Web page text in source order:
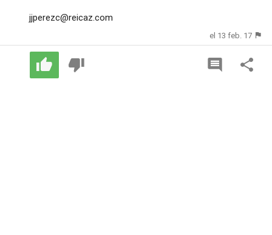
jjperezc@reicaz.com
el 13 feb. 17